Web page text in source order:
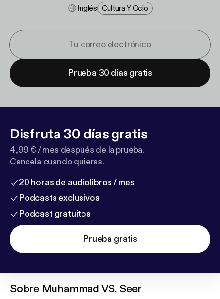
Inglés Cultura Y Ocio
Prueba 30 días gratis
Disfruta 30 días gratis
4,99 € / mes después de la prueba.
Cancela cuando quieras.
20 horas de audiolibros / mes
Podcasts exclusivos
Podcast gratuitos
Prueba gratis
Sobre Muhammad VS. Seer